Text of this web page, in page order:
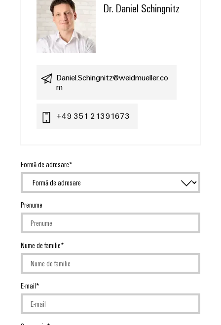
Dr. Daniel Schingnitz
Daniel.Schingnitz@weidmueller.co
m
+49 351 21391673
Formă de adresare
Prenume
Nume de familie
E-mail